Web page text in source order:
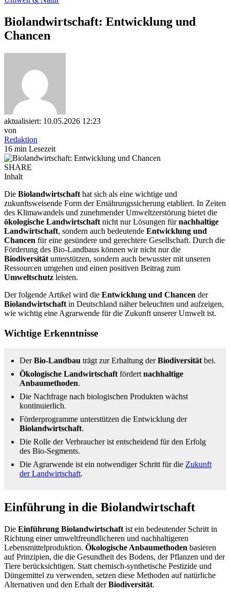
Biolandwirtschaft: Entwicklung und
Chancen
aktualisiert: 10.05.2026 12:23
von
Redaktion
16 min Lesezeit
SHARE
Inhalt
Die Biolandwirtschaft hat sich als eine wichtige und
zukunftsweisende Form der Ernährungssicherung etabliert. In Zeiten
des Klimawandels und zunehmender Umweltzerstörung bietet die
ökologische Landwirtschaft nicht nur Lösungen fürnachhaltige
Landwirtschaft, sondern auch bedeutende Entwicklung und
Chancen für eine gesündere und gerechtere Gesellschaft. Durch die
Förderung des Bio-Landbaus können wir nicht nur die
Biodiversität unterstützen, sondern auch bewusster mit unseren
Ressourcen umgehen und einen positiven Beitrag zum
Umweltschutz leisten.
Der folgende Artikel wird die Entwicklung und Chancen der
Biolandwirtschaft in Deutschland näher beleuchten und aufzeigen,
wie wichtig eine Agrarwende für die Zukunft unserer Umwelt ist.
Wichtige Erkenntnisse
DerBio-Landbau trägt zur Erhaltung derBiodiversität bei.
Ökologische Landwirtschaft fördert nachhaltige
Anbaumethoden.
Die Nachfrage nach biologischen Produkten wächst
kontinuierlich.
Förderprogramme unterstützen die Entwicklung der
Biolandwirtschaft.
Die Rolle der Verbraucher ist entscheidend für den Erfolg
des Bio-Segments.
Die Agrarwende ist ein notwendiger Schritt für die Zukunft
der Landwirtschaft.
Einführung in die Biolandwirtschaft
Die Einführung Biolandwirtschaft ist ein bedeutender Schritt in
Richtung einer umweltfreundlicheren und nachhaltigeren
Lebensmittelproduktion. Ökologische Anbaumethoden basieren
auf Prinzipien, die die Gesundheit des Bodens, der Pflanzen und der
Tiere berücksichtigen. Statt chemisch-synthetische Pestizide und
Düngemittel zu verwenden, setzen diese Methoden auf natürliche
Alternativen und den Erhalt derBiodiversität.